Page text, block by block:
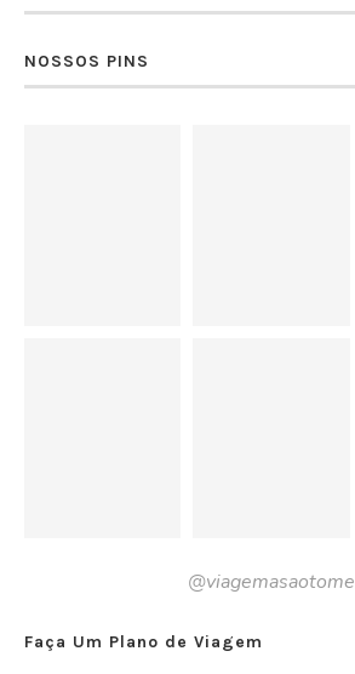
NOSSOS PINS
@viagemasaotome
Faça Um Plano de Viagem